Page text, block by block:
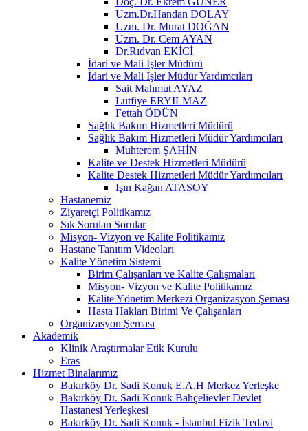
Uzm.Dr.Handan DOLAY
Uzm. Dr. Murat DOĞAN
Uzm. Dr. Cem AYAN
Dr.Rıdvan EKİCİ
İdari ve Mali İşler Müdürü
İdari ve Mali İşler Müdür Yardımcıları
Sait Mahmut AYAZ
Lütfiye ERYILMAZ
Fettah ÖDÜN
Sağlık Bakım Hizmetleri Müdürü
Sağlık Bakım Hizmetleri Müdür Yardımcıları
Muhterem ŞAHİN
Kalite ve Destek Hizmetleri Müdürü
Kalite Destek Hizmetleri Müdür Yardımcıları
Işın Kağan ATASOY
Hastanemiz
Ziyaretçi Politikamız
Sık Sorulan Sorular
Misyon- Vizyon ve Kalite Politikamız
Hastane Tanıtım Videoları
Kalite Yönetim Sistemi
Birim Çalışanları ve Kalite Çalışmaları
Misyon- Vizyon ve Kalite Politikamız
Kalite Yönetim Merkezi Organizasyon Şeması
Hasta Hakları Birimi Ve Çalışanları
Organizasyon Şeması
Akademik
Klinik Araştırmalar Etik Kurulu
Eras
Hizmet Binalarımız
Bakırköy Dr. Sadi Konuk E.A.H Merkez Yerleşke
Bakırköy Dr. Sadi Konuk Bahçelievler Devlet
Hastanesi Yerleşkesi
Bakırköy Dr. Sadi Konuk - İstanbul Fizik Tedavi